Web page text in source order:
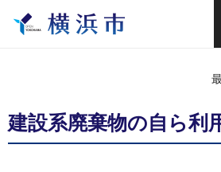
建設系廃棄物の自ら利